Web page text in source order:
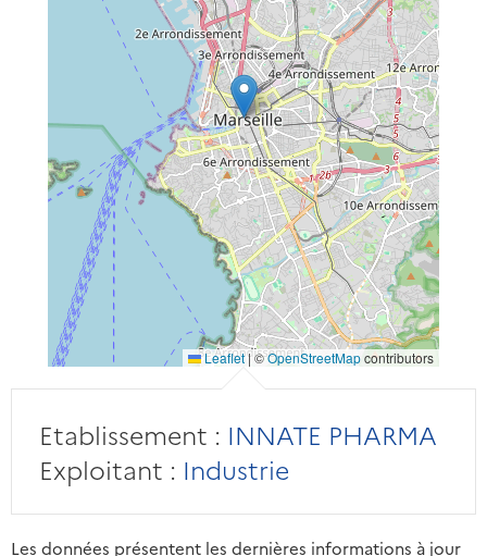
Leaflet|©OpenStreetMapcontributors
Etablissement : INNATE PHARMA
Exploitant : Industrie
Les données présentent les dernières informations à jour